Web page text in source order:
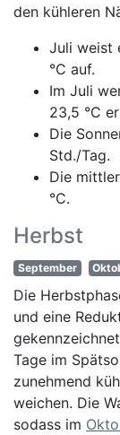
den kühleren
Juli weist
°C auf.
Im Juli
23,5 °C
Die
Std./Tag.
Die
°C.
Herbst
September
Die
und eine
Tage im
zunehmend
weichen. Die
sodass im